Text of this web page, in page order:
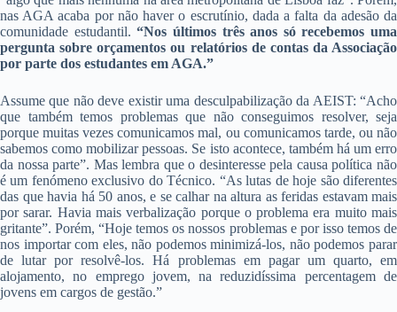
nas AGA acaba por não haver o escrutínio, dada a falta da adesão da
comunidade estudantil.“Nos últimos três anos só recebemos uma
pergunta sobre orçamentos ou relatórios de contas da Associação
por parte dos estudantes em AGA.”
Assume que não deve existir uma desculpabilização da AEIST: “Acho
que também temos problemas que não conseguimos resolver, seja
porque muitas vezes comunicamos mal, ou comunicamos tarde, ou não
sabemos como mobilizar pessoas. Se isto acontece, também há um erro
da nossa parte”. Mas lembra que o desinteresse pela causa política não
é um fenómeno exclusivo do Técnico. “As lutas de hoje são diferentes
das que havia há 50 anos, e se calhar na altura as feridas estavam mais
por sarar. Havia mais verbalização porque o problema era muito mais
gritante”. Porém, “Hoje temos os nossos problemas e por isso temos de
nos importar com eles, não podemos minimizá-los, não podemos parar
de lutar por resolvê-los. Há problemas em pagar um quarto, em
alojamento, no emprego jovem, na reduzidíssima percentagem de
jovens em cargos de gestão.”